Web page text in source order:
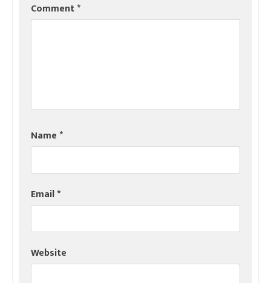
Comment*
Name*
Email*
Website